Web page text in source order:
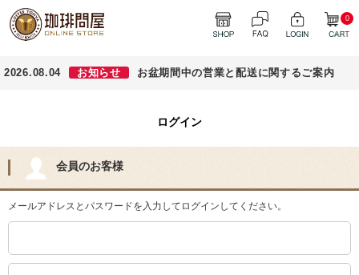
0
2026.08.04 お知らせ お盆期間中の営業と配送に関するご案内
ログイン
会員のお客様
メールアドレスとパスワードを入力してログインしてください。